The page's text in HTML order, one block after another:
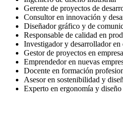
Gerente de proyectos de
Consultor en innovación y
Diseñador gráfico y de
Responsable de calidad en
Investigador y desarrollador
Gestor de proyectos en
Emprendedor en nuevas
Docente en formación
Asesor en sostenibilidad y
Experto en ergonomía y